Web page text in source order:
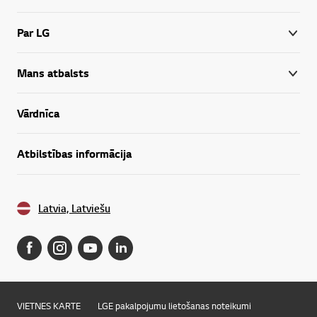
Par LG
Mans atbalsts
Vārdnīca
Atbilstības informācija
Latvia, Latviešu
VIETNES KARTE LGE pakalpojumu lietošanas noteikumi